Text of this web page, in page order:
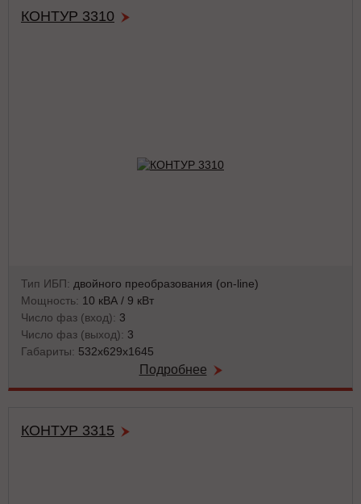
КОНТУР 3310
Тип ИБП: двойного преобразования (on-line)
Мощность: 10 кВА / 9 кВт
Число фаз (вход): 3
Число фаз (выход): 3
Габариты: 532х629х1645
Подробнее
КОНТУР 3315